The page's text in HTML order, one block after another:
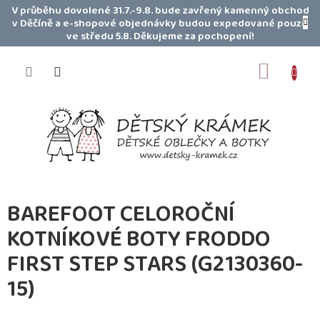
PřejítV průběhu dovolené 31.7.-9.8. bude zavřený kamenný obchod
v Děčíně a e-shopové objednávky budou expedované pouze
ve středu 5.8. Děkujeme za pochopení!
BAREFOOT CELOROČNÍ
KOTNÍKOVÉ BOTY FRODDO
FIRST STEP STARS (G2130360-
15)